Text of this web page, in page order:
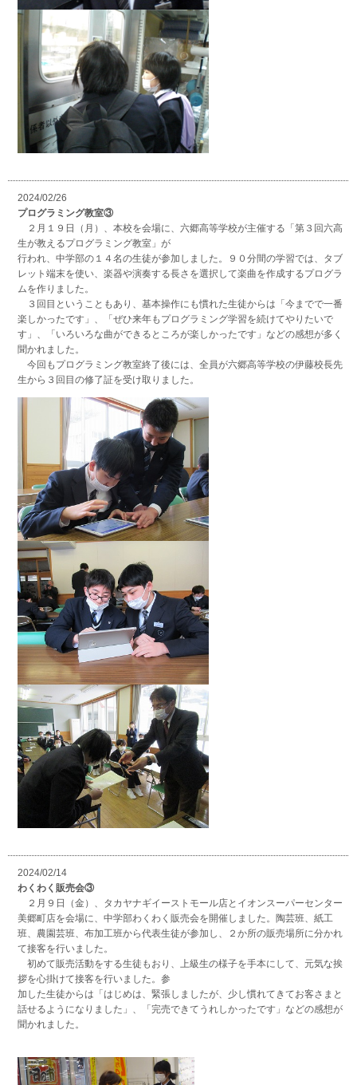
2024/02/26
プログラミング教室③
２月１９日（月）、本校を会場に、六郷高等学校が主催する「第３回六高
生が教えるプログラミング教室」が
行われ、中学部の１４名の生徒が参加しました。９０分間の学習では、タブ
レット端末を使い、楽器や演奏する長さを選択して楽曲を作成するプログラ
ムを作りました。
３回目ということもあり、基本操作にも慣れた生徒からは「今までで一番
楽しかったです」、「ぜひ来年もプログラミング学習を続けてやりたいで
す」、「いろいろな曲ができるところが楽しかったです」などの感想が多く
聞かれました。
今回もプログラミング教室終了後には、全員が六郷高等学校の伊藤校長先
生から３回目の修了証を受け取りました。
2024/02/14
わくわく販売会③
２月９日（金）、タカヤナギイーストモール店とイオンスーパーセンター
美郷町店を会場に、中学部わくわく販売会を開催しました。陶芸班、紙工
班、農園芸班、布加工班から代表生徒が参加し、２か所の販売場所に分かれ
て接客を行いました。
初めて販売活動をする生徒もおり、上級生の様子を手本にして、元気な挨
拶を心掛けて接客を行いました。参
加した生徒からは「はじめは、緊張しましたが、少し慣れてきてお客さまと
話せるようになりました」、「完売できてうれしかったです」などの感想が
聞かれました。